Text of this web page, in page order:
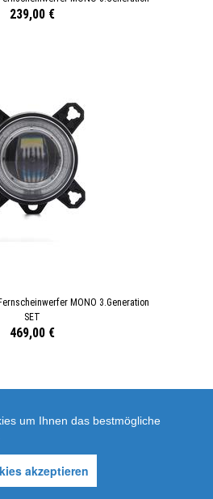
239,00 €
MONO 3.Generation
SET
469,00 €
um Ihnen das bestmögliche
akzeptieren